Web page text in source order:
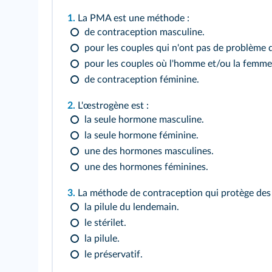
1. La PMA est une méthode :
de contraception masculine.
pour les couples qui n'ont pas de problème
pour les couples où l'homme et/ou la
de contraception féminine.
2. L'œstrogène est :
la seule hormone masculine.
la seule hormone féminine.
une des hormones masculines.
une des hormones féminines.
3. La méthode de contraception qui protège des
la pilule du lendemain.
le stérilet.
la pilule.
le préservatif.